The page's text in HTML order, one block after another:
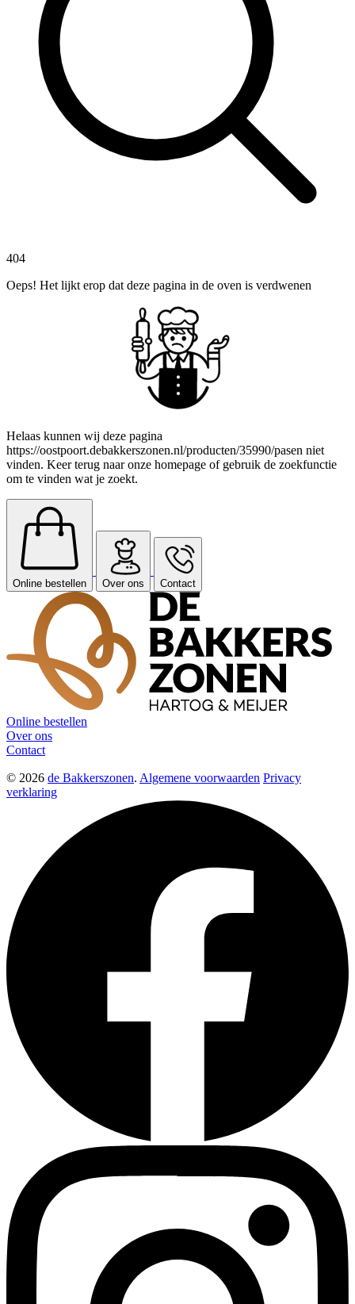
404
Oeps! Het lijkt erop dat deze pagina in de oven is verdwenen
Helaas kunnen wij deze pagina
https://oostpoort.debakkerszonen.nl/producten/35990/pasen niet
vinden. Keer terug naar onze homepage of gebruik de zoekfunctie
om te vinden wat je zoekt.
Online bestellen Over ons Contact
Online bestellen
Over ons
Contact
© 2026 de Bakkerszonen. Algemene voorwaarden Privacy
verklaring